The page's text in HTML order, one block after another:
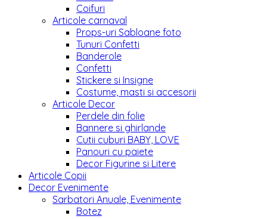
Coifuri
Articole carnaval
Props-uri Sabloane foto
Tunuri Confetti
Banderole
Confetti
Stickere si Insigne
Costume, masti si accesorii
Articole Decor
Perdele din folie
Bannere si ghirlande
Cutii cuburi BABY, LOVE
Panouri cu paiete
Decor Figurine si Litere
Articole Copii
Decor Evenimente
Sarbatori Anuale, Evenimente
Botez